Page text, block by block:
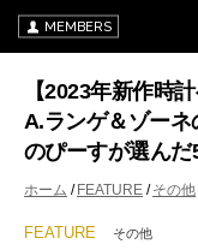
MEMBERS
【2023年新作時
A.ランゲ＆ゾー
のぴーすが選んだ
ホーム FEATURE その他
FEATURE その他